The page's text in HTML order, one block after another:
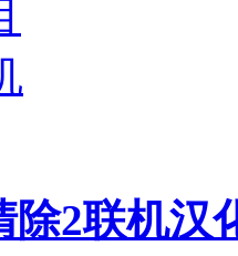
除2联机汉